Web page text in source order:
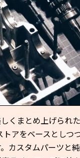
くまとめ上げられ
アをベースとしつ
カスタムパーツと